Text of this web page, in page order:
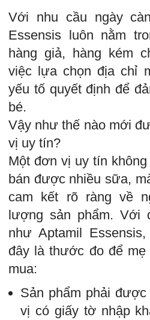
Với nhu cầu ngày
Essensis luôn nằm
hàng giả, hàng kém
việc lựa chọn địa chỉ
yếu tố quyết định để
bé.
Vậy như thế nào mới
vị uy tín?
Một đơn vị uy tín
bán được nhiều sữa,
cam kết rõ ràng về
lượng sản phẩm. Với
như Aptamil
đây là thước đo để
mua:
Sản phẩm phải
vị có giấy tờ nhập